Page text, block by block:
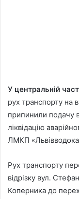
У центральній
рух транспорту на
припинили подачу
ліквідацію
ЛМКП
Рух транспорту
відрізку вул.
Коперника до